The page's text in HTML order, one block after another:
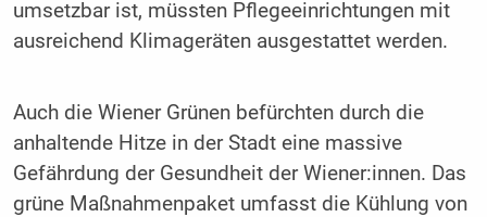
umsetzbar ist, müssten Pflegeeinrichtungen mit
ausreichend Klimageräten ausgestattet werden.
Auch die Wiener Grünen befürchten durch die
anhaltende Hitze in der Stadt eine massive
Gefährdung der Gesundheit der Wiener:innen. Das
grüne Maßnahmenpaket umfasst die Kühlung von